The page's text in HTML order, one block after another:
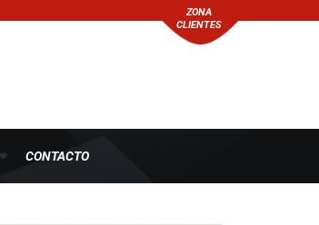
ZONA
CLIENTES
CONTACTO